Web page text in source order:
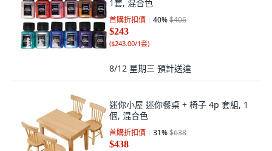
1套, 混合色
首購折扣價 40%$406
$243
($243.00/1套)
8/12 星期三 預計送達
迷你小屋 迷你餐桌 + 椅子 4p 套組, 1
個, 混合色
首購折扣價 31%$638
$438